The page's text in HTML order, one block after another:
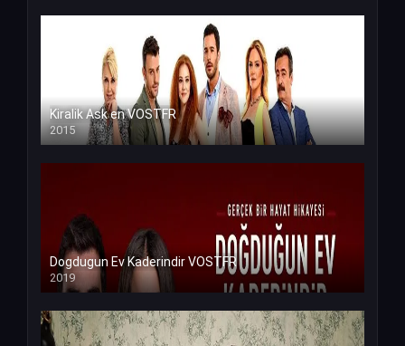
Kiralik Ask en VOSTFR
2015
Dogdugun Ev Kaderindir VOSTFR
2019